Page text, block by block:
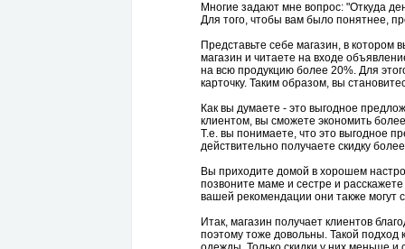
Многие задают мне вопрос: "Откуда
Для того, чтобы вам было понятнее,
Представьте себе магазин, в
магазин и читаете на входе
на всю продукцию более 20%. Для
карточку. Таким образом, вы
Как вы думаете - это выгодное
клиентом, вы сможете экономить
Т.е. вы понимаете, что это выгодное
действительно получаете скидку
Вы приходите домой в хорошем
позвоните маме и сестре и
вашей рекомендации они также могут
Итак, магазин получает клиентов
поэтому тоже довольны. Такой